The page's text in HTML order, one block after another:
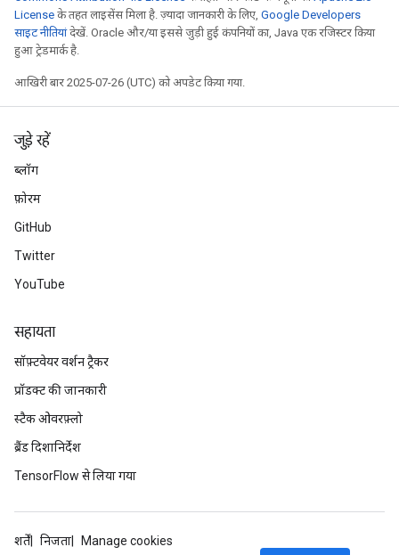
License के तहत लाइसेंस मिला है. ज़्यादा जानकारी के लिए, Google Developers
साइट नीतियांदेखें. Oracle और/या इससे जुड़ी हुई कंपनियों का, Java एक रजिस्टर किया
हुआ ट्रेडमार्क है.
आखिरी बार 2025-07-26 (UTC) को अपडेट किया गया.
जुड़े रहें
ब्लॉग
फ़ोरम
GitHub
Twitter
YouTube
सहायता
सॉफ़्टवेयर वर्शन ट्रैकर
प्रॉडक्ट की जानकारी
स्टैक ओवरफ़्लो
ब्रैंड दिशानिर्देश
TensorFlow से लिया गया
शर्तें निजता
Manage cookies